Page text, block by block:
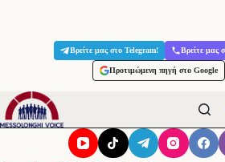
Βρείτε μας στο Telegram! Βρείτε μας
Προτιμώμενη πηγή στο Google